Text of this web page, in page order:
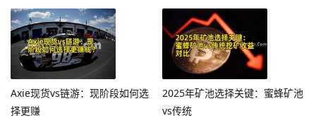
Axie现货vs链游：现阶段如何选
择更赚
2025年矿池选择关键：蜜蜂矿池
vs传统